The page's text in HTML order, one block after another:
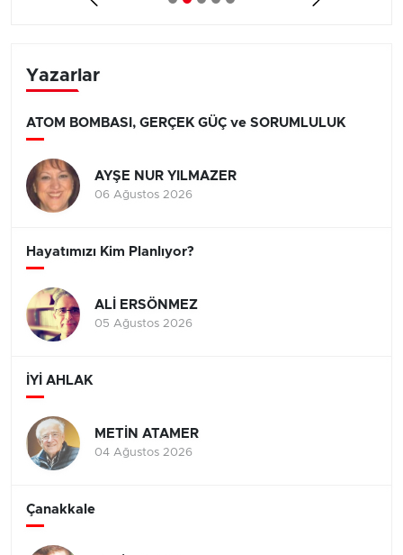
Yazarlar
ATOM BOMBASI, GERÇEK GÜÇ ve SORUMLULUK
AYŞE NUR YILMAZER
06 Ağustos 2026
Hayatımızı Kim Planlıyor?
ALİ ERSÖNMEZ
05 Ağustos 2026
İYİ AHLAK
METİN ATAMER
04 Ağustos 2026
Çanakkale